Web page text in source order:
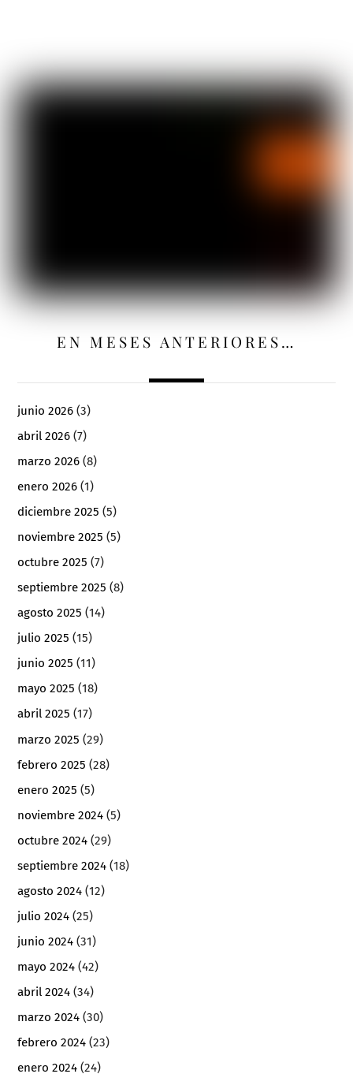
EN MESES ANTERIORES…
junio 2026 (3)
abril 2026 (7)
marzo 2026 (8)
enero 2026 (1)
diciembre 2025 (5)
noviembre 2025 (5)
octubre 2025 (7)
septiembre 2025 (8)
agosto 2025 (14)
julio 2025 (15)
junio 2025 (11)
mayo 2025 (18)
abril 2025 (17)
marzo 2025 (29)
febrero 2025 (28)
enero 2025 (5)
noviembre 2024 (5)
octubre 2024 (29)
septiembre 2024 (18)
agosto 2024 (12)
julio 2024 (25)
junio 2024 (31)
mayo 2024 (42)
abril 2024 (34)
marzo 2024 (30)
febrero 2024 (23)
enero 2024 (24)